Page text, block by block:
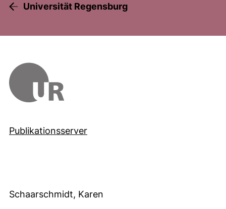
Universität Regensburg
Publikationsserver
Schaarschmidt, Karen